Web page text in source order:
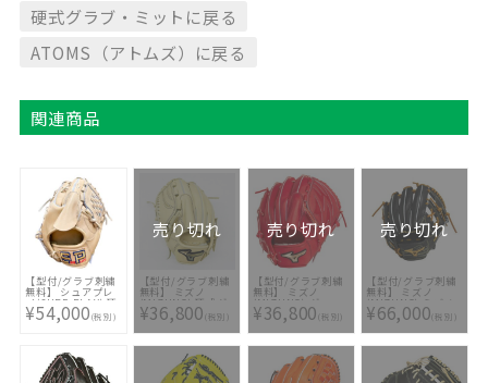
硬式グラブ・ミットに戻る
ATOMS（アトムズ）に戻る
関連商品
【型付/グラブ刺繍
無料】 シュアプレ
イ(SURE PLAY) 硬
式用グラブ SBG-FA
Series 投手用 野球
23SS(SBGFA131) [
型付け無料 硬式グ
ラブ刺繍2ヶ所無料
¥54,000(税別)
売り切れ
【型付/グラブ刺繍
無料】 ミズノ
(MIZUNO) 硬式グ
ラブ グローバルエ
リート Hselection
SIGNA 投手用
1AJGH27401-80H
[ 型付け無料 硬式グ
ラブ刺繍2ヶ所無料
(単色のみ)※縁取
¥36,800(税別)
売り切れ
【型付/グラブ刺繍
無料】 ミズノ
(MIZUNO) グロー
バルエリート H
Selection02＋ 硬
式野球 投手用
1AJGH26501-70 [
型付け無料 硬式グ
ラブ刺繍2ヶ所無料
(単色のみ)※縁取
¥36,800(税別)
売り切れ
【型付/グラブ刺繍
無料】 ミズノ
(MIZUNO) ミズノ
プロ 硬式グラブ 読
売ジャイアンツ 坂
本勇人モデル 内野
手用 2024AW
1AJGH31003-0949
[ 型付け無料 硬式グ
ラブ刺繍2ヶ所無料
¥66,000(税別)